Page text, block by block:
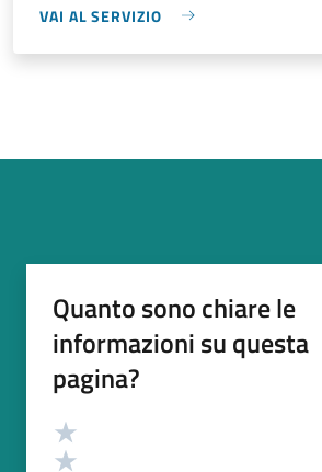
VAI AL SERVIZIO
Quanto sono chiare le
informazioni su questa
pagina?
Valutazione